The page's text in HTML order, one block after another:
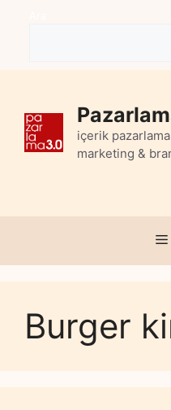
içerik
marketing &
Burger